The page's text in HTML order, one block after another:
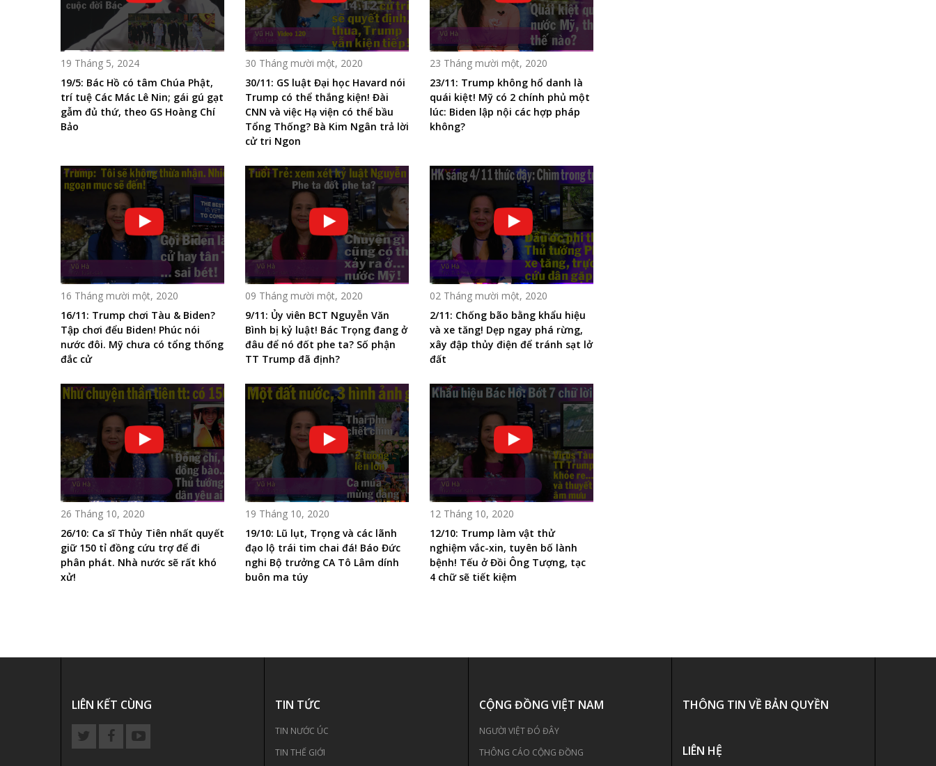
19 Tháng 5, 2024
19/5: Bác Hồ có tâm Chúa Phật,
trí tuệ Các Mác Lê Nin; gái gú gạt
gẫm đủ thứ, theo GS Hoàng Chí
Bảo
30 Tháng mười một, 2020
30/11: GS luật Đại học Havard nói
Trump có thể thắng kiện! Đài
CNN và việc Hạ viện có thể bầu
Tổng Thống? Bà Kim Ngân trả lời
cử tri Ngon
23 Tháng mười một, 2020
23/11: Trump không hổ danh là
quái kiệt! Mỹ có 2 chính phủ một
lúc: Biden lập nội các hợp pháp
không?
16 Tháng mười một, 2020
16/11: Trump chơi Tàu & Biden?
Tập chơi đểu Biden! Phúc nói
nước đôi. Mỹ chưa có tổng thống
đắc cử
09 Tháng mười một, 2020
9/11: Ủy viên BCT Nguyễn Văn
Bình bị kỷ luật! Bác Trọng đang ở
đâu để nó đốt phe ta? Số phận
TT Trump đã định?
02 Tháng mười một, 2020
2/11: Chống bão bằng khẩu hiệu
và xe tăng! Dẹp ngay phá rừng,
xây đập thủy điện để tránh sạt lở
đất
26 Tháng 10, 2020
26/10: Ca sĩ Thủy Tiên nhất quyết
giữ 150 tỉ đồng cứu trợ để đi
phân phát. Nhà nước sẽ rất khó
xử!
19 Tháng 10, 2020
19/10: Lũ lụt, Trọng và các lãnh
đạo lộ trái tim chai đá! Báo Đức
nghi Bộ trưởng CA Tô Lâm dính
buôn ma túy
12 Tháng 10, 2020
12/10: Trump làm vật thử
nghiệm vắc-xin, tuyên bố lành
bệnh! Tếu ở Đồi Ông Tượng, tạc
4 chữ sẽ tiết kiệm
LIÊN KẾT CÙNG TIN TỨC
TIN NƯỚC ÚC
TIN THẾ GIỚI
CỘNG ĐỒNG VIỆT NAM
NGƯỜI VIỆT ĐÓ ĐÂY
THÔNG CÁO CỘNG ĐỒNG
THÔNG TIN VỀ BẢN QUYỀN
LIÊN HỆ